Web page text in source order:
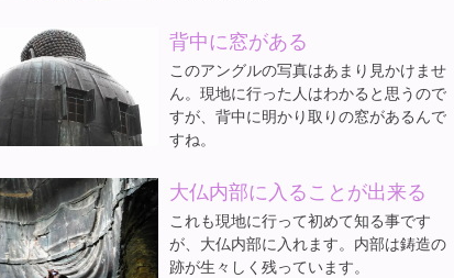
背中に窓がある
このアングルの写真はあまり見かけませ
ん。現地に行った人はわかると思うので
すが、背中に明かり取りの窓があるんで
すね。
大仏内部に入ることが出来る
これも現地に行って初めて知る事です
が、大仏内部に入れます。内部は鋳造の
跡が生々しく残っています。